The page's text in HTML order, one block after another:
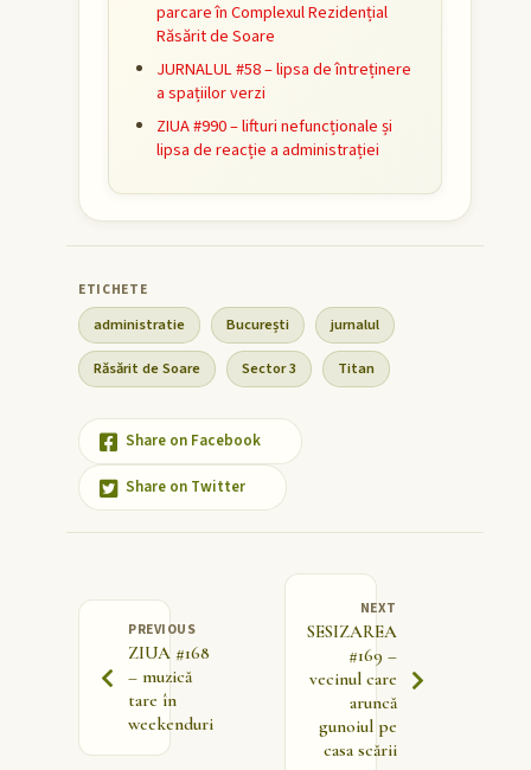
parcare în Complexul Rezidențial
Răsărit de Soare
JURNALUL #58 – lipsa de întreținere
a spațiilor verzi
ZIUA #990 – lifturi nefuncționale și
lipsa de reacție a administrației
administratie București jurnalul
Răsărit de Soare Sector 3 Titan
Share on Facebook
Share on Twitter
PREVIOUS
ZIUA #168
– muzică
tare în
weekenduri
NEXT
SESIZAREA
#169 –
vecinul care
aruncă
gunoiul pe
casa scării